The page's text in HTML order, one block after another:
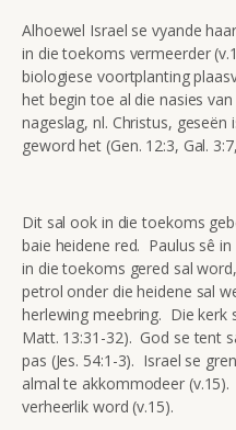
Alhoewel Israel se vyande
in die toekoms vermeerder
biologiese voortplanting
het begin toe al die nasies
nageslag, nl. Christus, geseën
geword het (Gen. 12:3, Gal.
Dit sal ook in die toekoms
baie heidene red. Paulus sê
in die toekoms gered sal
petrol onder die heidene sal
herlewing meebring. Die kerk
Matt. 13:31-32). God se tent
pas (Jes. 54:1-3). Israel se
almal te akkommodeer
verheerlik word (v.15).